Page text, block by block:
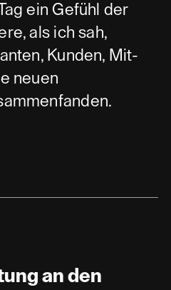
ein Gefühl der
als ich sah,
Kunden, Mit-
neuen
an den